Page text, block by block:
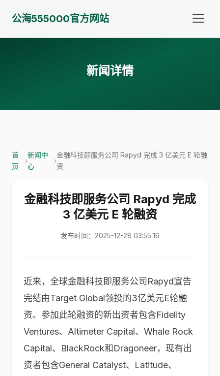
公海555000官方网站
新闻详情
首
页
›
新闻中
心
›
金融科技即服务公司 Rapyd 完成 3 亿美元 E 轮融
资
金融科技即服务公司 Rapyd 完成
3 亿美元 E 轮融资
发布时间：2025-12-28 03:55:16
近来，全球金融科技即服务公司Rapyd宣告
完结由Target Global领投的3亿美元E轮融
资。参加此轮融资的新出资者包含Fidelity
Ventures、Altimeter Capital、Whale Rock
Capital、BlackRock和Dragoneer，现有出
资者包含General Catalyst、Latitude、